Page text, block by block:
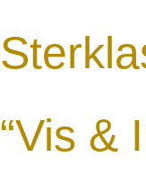
“Vis &